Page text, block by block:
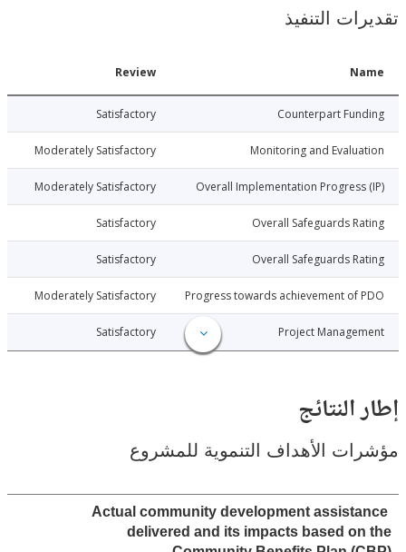
التنفيذ
Counterpart
Satisfactory
Monitoring and
Moderately Satisfactory
11-24
Overall Implementation
Moderately Satisfactory
11-24
Overall Safeguards
Satisfactory
Overall Safeguards
Satisfactory
Progress towards achievement of
Moderately Satisfactory
11-24
Project
Satisfactory
الأهداف التنموية للمشروع
Actual community development
delivered and its impacts based